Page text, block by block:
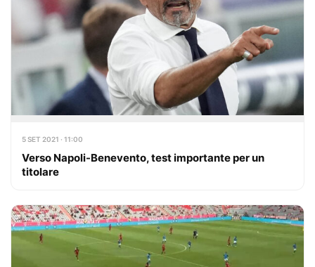
5 SET 2021 · 11:00
Verso Napoli-Benevento, test importante per un
titolare